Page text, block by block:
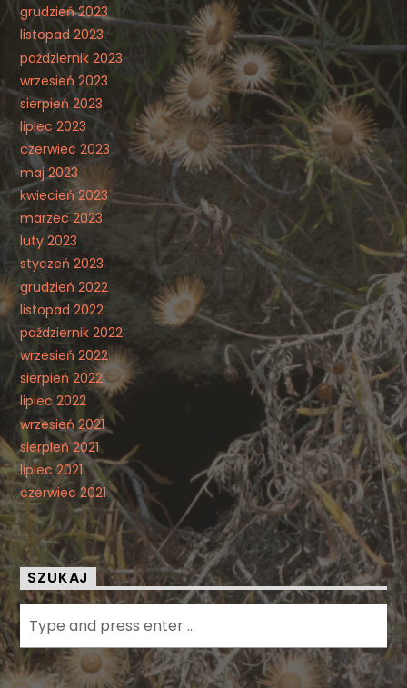
grudzień 2023
listopad 2023
październik 2023
wrzesień 2023
sierpień 2023
lipiec 2023
czerwiec 2023
maj 2023
kwiecień 2023
marzec 2023
luty 2023
styczeń 2023
grudzień 2022
listopad 2022
październik 2022
wrzesień 2022
sierpień 2022
lipiec 2022
wrzesień 2021
sierpień 2021
lipiec 2021
czerwiec 2021
SZUKAJ